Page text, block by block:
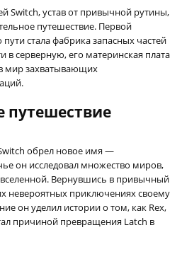
Switch, устав от привычной рутины,
путешествие. Первой
стала фабрика запасных частей
в серверную, его материнская плата
мир захватывающих
путешествие
обрел новое имя —
он исследовал множество миров,
Вернувшись в привычный
невероятных приключениях своему
он уделил истории о том, как Rex,
причиной превращения Latch в